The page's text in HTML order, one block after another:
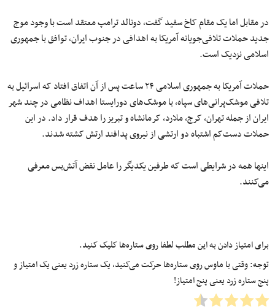
در مقابل اما یک مقام کاخ سفید گفت، دونالد ترامپ معتقد است با وجود موج
جدید حملات تلافی‌جویانه آمریکا به اهدافی در جنوب ایران، توافق با جمهوری
اسلامی نزدیک است.
حملات آمریکا به جمهوری اسلامی ۲۴ ساعت پس از آن اتفاق افتاد که اسرائیل به
تلافی موشک‌پرانی‌های سپاه، با موشک‌های دورایستا اهداف نظامی در چند شهر
ایران از جمله تهران، کرج، ملارد، کرمانشاه و تبریز را هدف قرار داد. در این
حملات دست‌کم اشتباه دو ارتشی از نیروی پدافند ارتش کشته شدند.
اینها همه در شرایطی است که طرفین یکدیگر را عامل نقض آتش‌بس معرفی
می‌کنند.
برای امتیاز دادن به این مطلب لطفا روی ستاره‌ها کلیک کنید.
توجه: وقتی با ماوس روی ستاره‌ها حرکت می‌کنید، یک ستاره زرد یعنی یک امتیاز و
پنج ستاره زرد یعنی پنج امتیاز!